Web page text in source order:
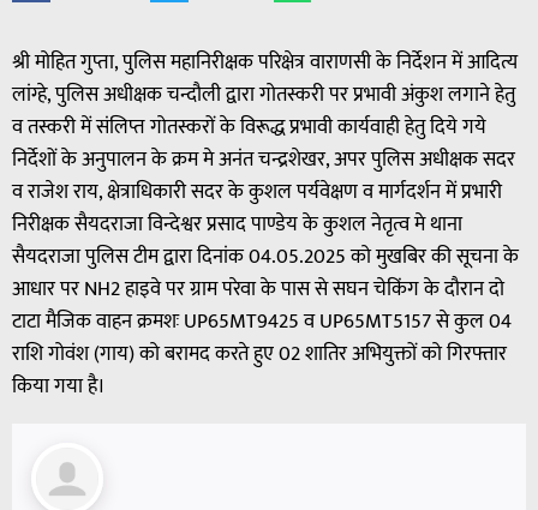
श्री मोहित गुप्ता, पुलिस महानिरीक्षक परिक्षेत्र वाराणसी के निर्देशन में आदित्य
लांग्हे, पुलिस अधीक्षक चन्दौली द्वारा गोतस्करी पर प्रभावी अंकुश लगाने हेतु
व तस्करी में संलिप्त गोतस्करों के विरूद्ध प्रभावी कार्यवाही हेतु दिये गये
निर्देशों के अनुपालन के क्रम मे अनंत चन्द्रशेखर, अपर पुलिस अधीक्षक सदर
व राजेश राय, क्षेत्राधिकारी सदर के कुशल पर्यवेक्षण व मार्गदर्शन में प्रभारी
निरीक्षक सैयदराजा विन्देश्वर प्रसाद पाण्डेय के कुशल नेतृत्व मे थाना
सैयदराजा पुलिस टीम द्वारा दिनांक 04.05.2025 को मुखबिर की सूचना के
आधार पर NH2 हाइवे पर ग्राम परेवा के पास से सघन चेकिंग के दौरान दो
टाटा मैजिक वाहन क्रमशः UP65MT9425 व UP65MT5157 से कुल 04
राशि गोवंश (गाय) को बरामद करते हुए 02 शातिर अभियुक्तों को गिरफ्तार
किया गया है।